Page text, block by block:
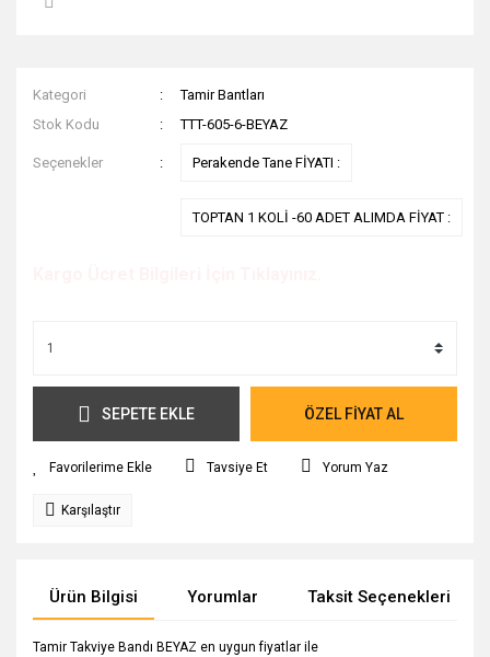
Kategori
Tamir Bantları
Stok Kodu
TTT-605-6-BEYAZ
Seçenekler Perakende Tane FİYATI :
TOPTAN 1 KOLİ -60 ADET ALIMDA FİYAT :
SEPETE EKLE ÖZEL FİYAT AL
Tavsiye Et Yorum Yaz
Karşılaştır
Ürün Bilgisi Yorumlar Taksit Seçenekleri
Tamir Takviye Bandı BEYAZ en uygun fiyatlar ile